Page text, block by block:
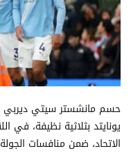
حسم مانشستر سيتي ديربي
يونايتد بثلاثية نظيفة،
الاتحاد، ضمن منافسات